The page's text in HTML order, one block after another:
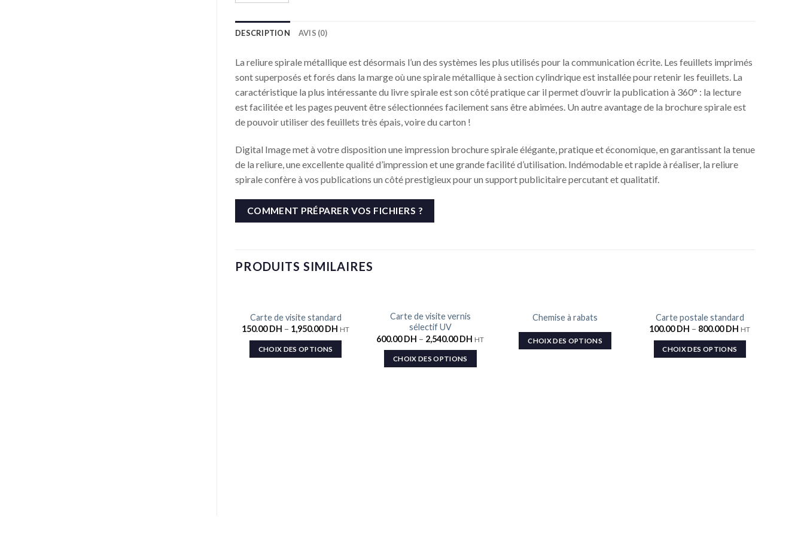
DESCRIPTION AVIS (0)
La reliure spirale métallique est désormais l’un des systèmes les plus utilisés pour la communication écrite. Les feuillets imprimés
sont superposés et forés dans la marge où une spirale métallique à section cylindrique est installée pour retenir les feuillets. La
caractéristique la plus intéressante du livre spirale est son côté pratique car il permet d’ouvrir la publication à 360° : la lecture
est facilitée et les pages peuvent être sélectionnées facilement sans être abimées. Un autre avantage de la brochure spirale est
de pouvoir utiliser des feuillets très épais, voire du carton !
Digital Image met à votre disposition une impression brochure spirale élégante, pratique et économique, en garantissant la tenue
de la reliure, une excellente qualité d’impression et une grande facilité d’utilisation. Indémodable et rapide à réaliser, la reliure
spirale confère à vos publications un côté prestigieux pour un support publicitaire percutant et qualitatif.
COMMENT PRÉPARER VOS FICHIERS ?
PRODUITS SIMILAIRES
Ajouter
à la liste
souhaits
Carte de visite standard
150.00DH – 1,950.00DH HT
CHOIX DES OPTIONS
Ajouter
de
Carte de visite vernis
sélectif UV
600.00DH – 2,540.00DH HT
CHOIX DES OPTIONS
Ajouter
de
RUPTURE DE STOCK
Chemise à rabats
CHOIX DES OPTIONS
Ajouter
à la liste
souhaits
Carte postale standard
100.00DH – 800.00DH HT
CHOIX DES OPTIONS